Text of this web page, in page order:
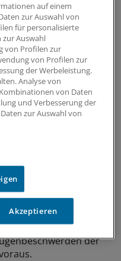
behandelt
Bereits Babys
können sich
auch bei
ist besonders an
zu denken.
die
auf eine
sein – etwa
Syndrom. In einer
der
auf einem
zur Auswahl von
für personalisierte
Auswahl
von Profilen zur
von Profilen zur
der Werbeleistung.
Analyse von
von Daten
und Verbesserung der
zur Auswahl von
Akzeptieren